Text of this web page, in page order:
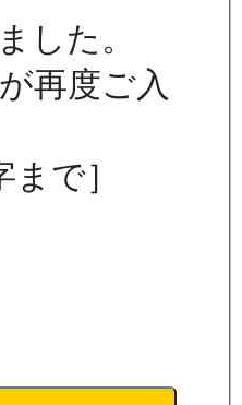
した。
再度ご入
まで］